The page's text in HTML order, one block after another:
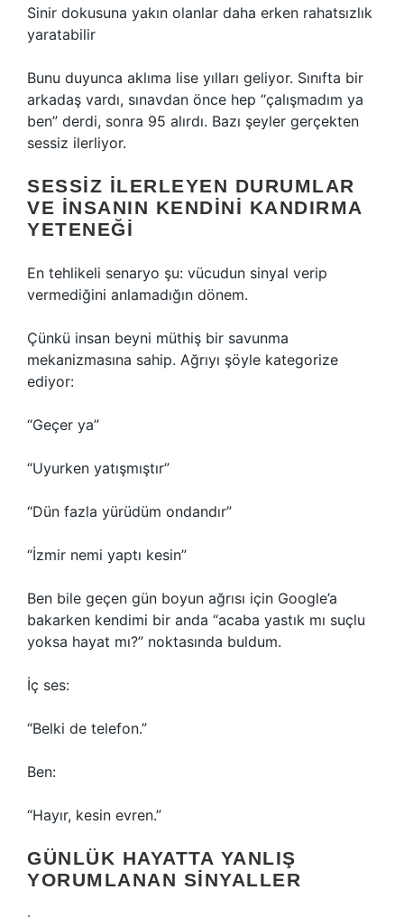
Sinir dokusuna yakın olanlar daha erken rahatsızlık
yaratabilir
Bunu duyunca aklıma lise yılları geliyor. Sınıfta bir
arkadaş vardı, sınavdan önce hep “çalışmadım ya
ben” derdi, sonra 95 alırdı. Bazı şeyler gerçekten
sessiz ilerliyor.
SESSIZ ILERLEYEN DURUMLAR
VE INSANIN KENDINI KANDIRMA
YETENEĞI
En tehlikeli senaryo şu: vücudun sinyal verip
vermediğini anlamadığın dönem.
Çünkü insan beyni müthiş bir savunma
mekanizmasına sahip. Ağrıyı şöyle kategorize
ediyor:
“Geçer ya”
“Uyurken yatışmıştır”
“Dün fazla yürüdüm ondandır”
“İzmir nemi yaptı kesin”
Ben bile geçen gün boyun ağrısı için Google’a
bakarken kendimi bir anda “acaba yastık mı suçlu
yoksa hayat mı?” noktasında buldum.
İç ses:
“Belki de telefon.”
Ben:
“Hayır, kesin evren.”
GÜNLÜK HAYATTA YANLIŞ
YORUMLANAN SINYALLER